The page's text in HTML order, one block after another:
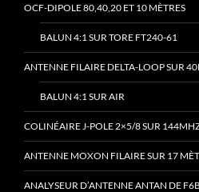
OCF-DIPOLE 80,40,20 ET 10 MÈTRES
BALUN 4:1 SUR TORE FT240-61
ANTENNE FILAIRE DELTA-LOOP SUR
BALUN 4:1 SUR AIR
COLINÉAIRE J-POLE 2×5/8 SUR
ANTENNE MOXON FILAIRE SUR 17
ANALYSEUR D’ANTENNE ANTAN DE